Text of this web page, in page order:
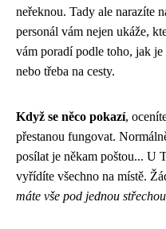
neřeknou. Tady ale narazíte
personál vám nejen ukáže,
vám poradí podle toho, jak
nebo třeba na cesty.
Když se něco pokazí,
přestanou fungovat.
posílat je někam poštou... U
vyřídíte všechno na místě.
máte vše pod jednou střechou